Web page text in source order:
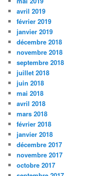
avril 2019
février 2019
janvier 2019
décembre 2018
novembre 2018
septembre 2018
juillet 2018
juin 2018
mai 2018
avril 2018
mars 2018
février 2018
janvier 2018
décembre 2017
novembre 2017
octobre 2017